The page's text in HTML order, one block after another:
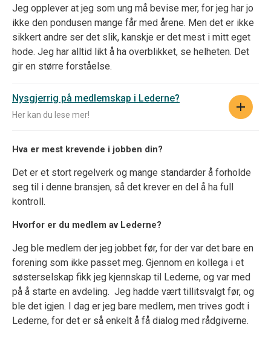
Jeg opplever at jeg som ung må bevise mer, for jeg har jo
ikke den pondusen mange får med årene. Men det er ikke
sikkert andre ser det slik, kanskje er det mest i mitt eget
hode. Jeg har alltid likt å ha overblikket, se helheten. Det
gir en større forståelse.
Nysgjerrig på medlemskap i Lederne?
Her kan du lese mer!
Hva er mest krevende i jobben din?
Det er et stort regelverk og mange standarder å forholde
seg til i denne bransjen, så det krever en del å ha full
kontroll.
Hvorfor er du medlem av Lederne?
Jeg ble medlem der jeg jobbet før, for der var det bare en
forening som ikke passet meg. Gjennom en kollega i et
søsterselskap fikk jeg kjennskap til Lederne, og var med
på å starte en avdeling. Jeg hadde vært tillitsvalgt før, og
ble det igjen. I dag er jeg bare medlem, men trives godt i
Lederne, for det er så enkelt å få dialog med rådgiverne.